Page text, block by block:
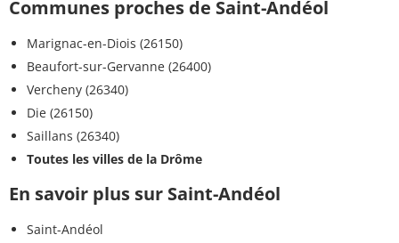
Communes proches de Saint-Andéol
Marignac-en-Diois (26150)
Beaufort-sur-Gervanne (26400)
Vercheny (26340)
Die (26150)
Saillans (26340)
Toutes les villes de la Drôme
En savoir plus sur Saint-Andéol
Saint-Andéol